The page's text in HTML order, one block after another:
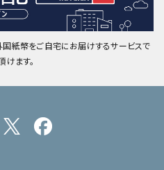
紙幣をご自宅にお届けするサービスで
ます。